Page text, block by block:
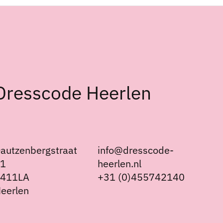
Heerlen
info@dresscode-
heerlen.nl
+31 (0)455742140